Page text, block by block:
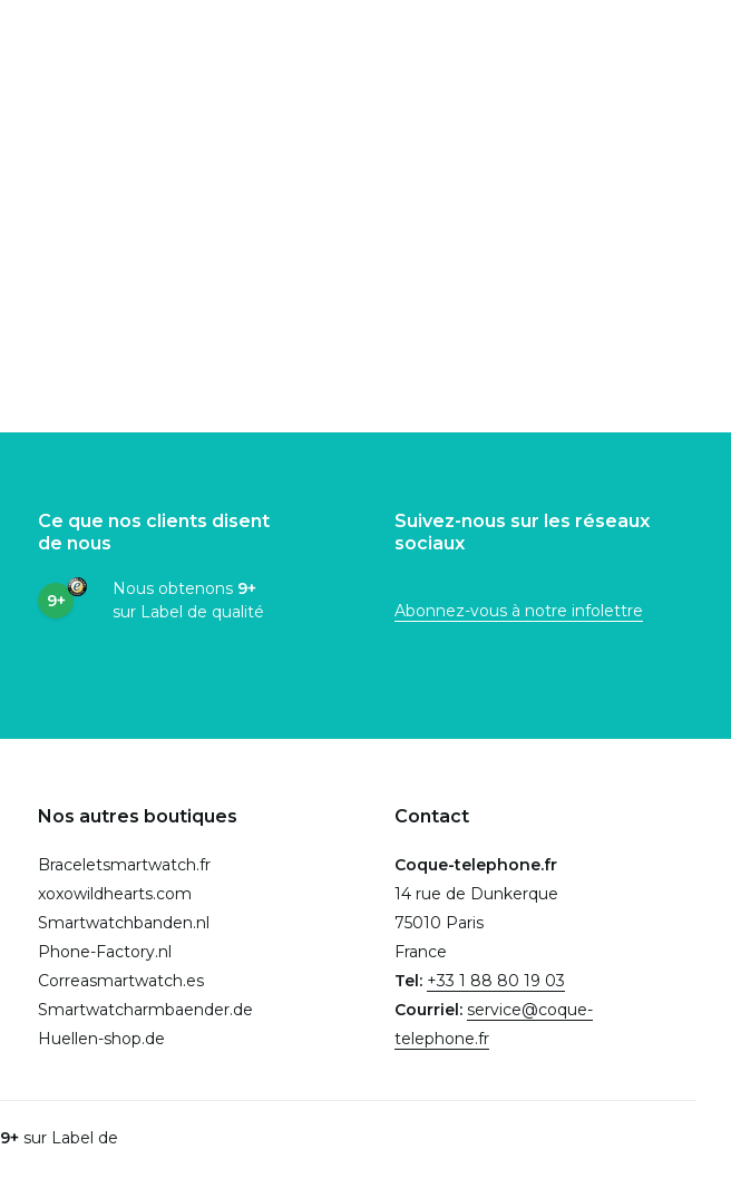
Ce que nos clients disent
de nous
9+
Nous obtenons 9+
sur Label de qualité
Suivez-nous sur les réseaux
sociaux
Abonnez-vous à notre infolettre
Nos autres boutiques
Braceletsmartwatch.fr
xoxowildhearts.com
Smartwatchbanden.nl
Phone-Factory.nl
Correasmartwatch.es
Smartwatcharmbaender.de
Huellen-shop.de
Contact
Coque-telephone.fr
14 rue de Dunkerque
75010 Paris
France
Tel: +33 1 88 80 19 03
Courriel: service@coque-
telephone.fr
9+sur Label de